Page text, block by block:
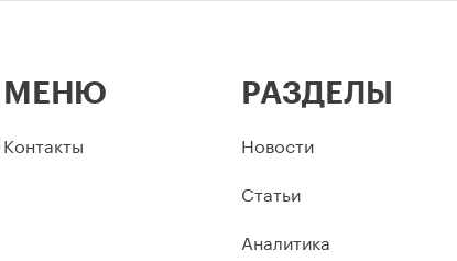
МЕНЮ
Контакты
РАЗДЕЛЫ
Новости
Статьи
Аналитика